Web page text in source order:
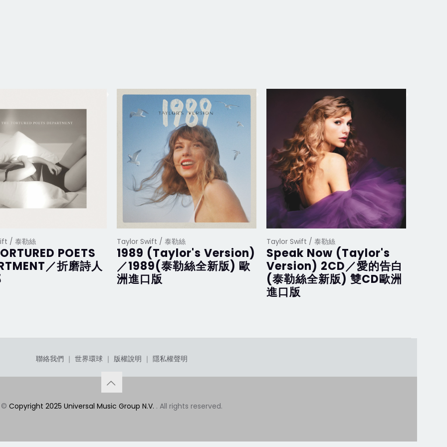
/ 泰勒絲
POETS
／折磨詩人
Taylor Swift / 泰勒絲
1989 (Taylor's Version)
／1989(泰勒絲全新版) 歐
洲進口版
Taylor Swift / 泰勒絲
Speak Now (Taylor's
Version) 2CD／愛的告白
(泰勒絲全新版) 雙CD歐洲
進口版
聯絡我們 ｜ 世界環球｜ 版權說明 ｜ 隱私權聲明
© Copyright 2025 Universal Music Group N.V. . All rights reserved.